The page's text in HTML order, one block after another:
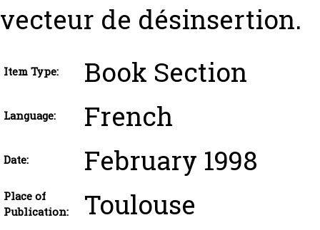
vecteur de désinsertion.
Item Type: Book Section
Language: French
Date: February 1998
Place of
Publication:
Toulouse